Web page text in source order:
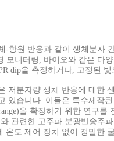
-항원 반응과 같이 생체분자
모니터링, 바이오와 같은 다
dip을 측정하거나, 고정된
저분자량 생체 반응에 대한
있습니다. 이들은 특수제작
을 확장하기 위한 연구
관련한 고주파 분광반송
온도 제어 장치 없이 정밀한